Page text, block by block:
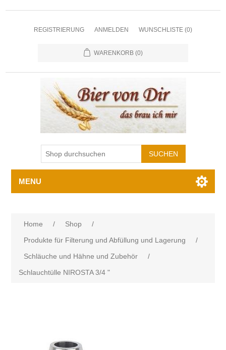
REGISTRIERUNG ANMELDEN WUNSCHLISTE (0)
WARENKORB (0)
MENU
Home / Shop
/
Produkte für Filterung und Abfüllung und Lagerung
/
Schläuche und Hähne und Zubehör
/
Schlauchtülle NIROSTA 3/4 "